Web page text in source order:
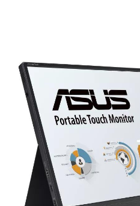
Memorii laptop
Baterii laptop
Componente REFURBISHED
Hard Disk-uri Refurbished
Accesorii Laptop
Docking stations
Genti Laptop
Incarcatoare laptop
Incarcatoare laptop refurbished